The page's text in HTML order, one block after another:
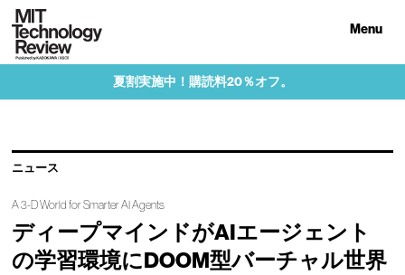
Menu
夏割実施中！購読料20％オフ。
ニュース
A 3-D World for Smarter AI Agents
ディープマインドがAIエージェント
の学習環境にDOOM型バーチャル世界